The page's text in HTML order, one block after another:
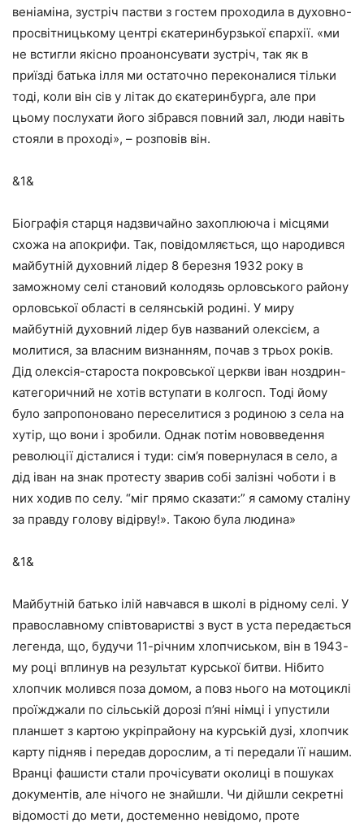
веніаміна, зустріч пастви з гостем проходила в духовно-
просвітницькому центрі єкатеринбурзької єпархії. «ми
не встигли якісно проанонсувати зустріч, так як в
приїзді батька ілля ми остаточно переконалися тільки
тоді, коли він сів у літак до єкатеринбурга, але при
цьому послухати його зібрався повний зал, люди навіть
стояли в проході», – розповів він.
&1&
Біографія старця надзвичайно захоплююча і місцями
схожа на апокрифи. Так, повідомляється, що народився
майбутній духовний лідер 8 березня 1932 року в
заможному селі становий колодязь орловського району
орловської області в селянській родині. У миру
майбутній духовний лідер був названий олексієм, а
молитися, за власним визнанням, почав з трьох років.
Дід олексія-староста покровської церкви іван ноздрин-
категоричний не хотів вступати в колгосп. Тоді йому
було запропоновано переселитися з родиною з села на
хутір, що вони і зробили. Однак потім нововведення
революції дісталися і туди: сім’я повернулася в село, а
дід іван на знак протесту зварив собі залізні чоботи і в
них ходив по селу. “міг прямо сказати:” я самому сталіну
за правду голову відірву!». Такою була людина»
&1&
Майбутній батько ілій навчався в школі в рідному селі. У
православному співтоваристві з вуст в уста передається
легенда, що, будучи 11-річним хлопчиськом, він в 1943-
му році вплинув на результат курської битви. Нібито
хлопчик молився поза домом, а повз нього на мотоциклі
проїжджали по сільській дорозі п’яні німці і упустили
планшет з картою укріпрайону на курській дузі, хлопчик
карту підняв і передав дорослим, а ті передали її нашим.
Вранці фашисти стали прочісувати околиці в пошуках
документів, але нічого не знайшли. Чи дійшли секретні
відомості до мети, достеменно невідомо, проте